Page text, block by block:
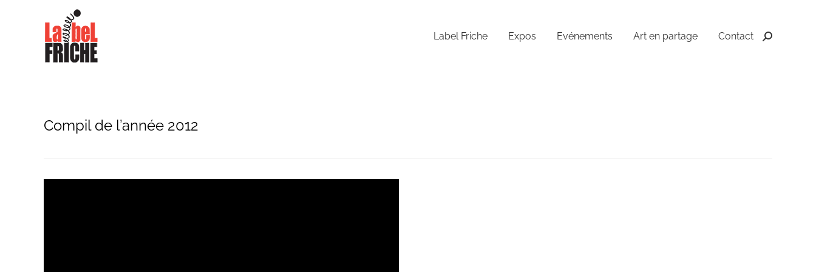
Label Friche Expos Evénements Art en partage Contact
Recherche
Compil de l’année 2012